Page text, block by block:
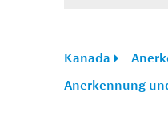
Kanada
Anerkennung